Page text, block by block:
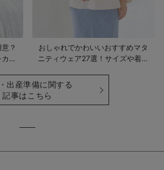
？
テ
おしゃれでかわいいおすすめマタ
ニティウェア27選！サイズや着る
出産準備に関する
記事はこちら